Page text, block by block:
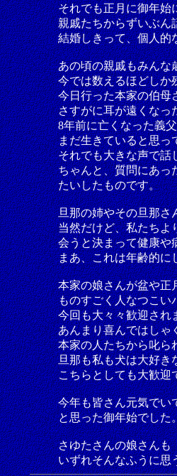
それでも正月に御年始
親戚たちからずいぶん
結婚しきって、個人的
あの頃の親戚もみんな
今では数えるほどしか
今日行った本家の伯母
さすがに耳が遠くなっ
8年前に亡くなった義
まだ生きていると思っ
それでも大きな声で話
ちゃんと、質問にあっ
たいしたものです。
旦那の姉やその旦那さ
当然だけど、私たちよ
会うと決まって健康や
まあ、これは年齢的に
本家の娘さんが盆や正
ものすごく人なつこい
今回も大々々歓迎され
あんまり喜んではしゃ
本家の人たちから叱ら
旦那も私も犬は大好き
こちらとしても大歓迎
今年も皆さん元気でい
と思った御年始でした
さゆたさんの娘さんも
いずれそんなふうに思